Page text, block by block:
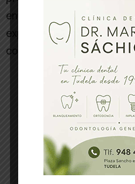
entrenador del equipo de
explicará los motivos de
content]
--